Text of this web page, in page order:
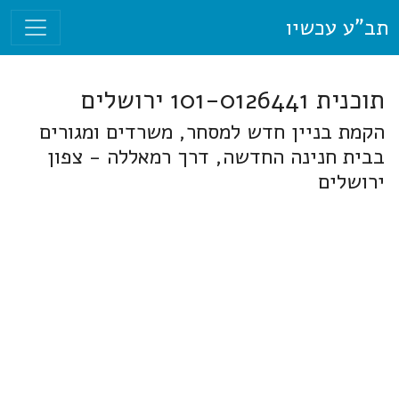
תב"ע עכשיו
תוכנית 101-0126441 ירושלים
הקמת בניין חדש למסחר, משרדים ומגורים
בבית חנינה החדשה, דרך רמאללה - צפון
ירושלים